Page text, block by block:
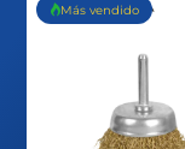
Más vendido